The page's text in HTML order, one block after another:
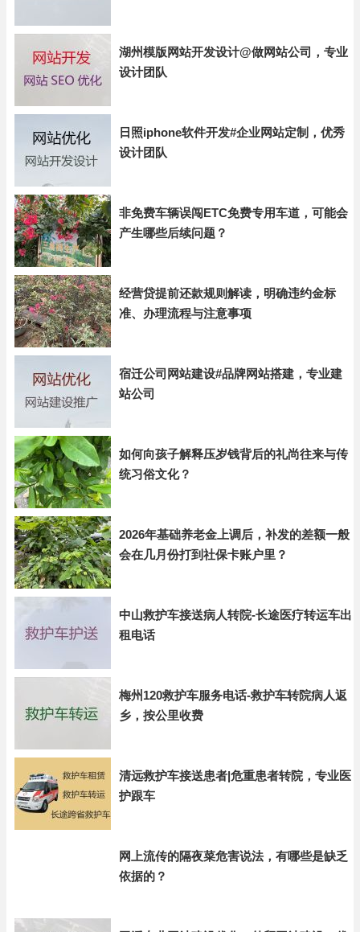
湖州模版网站开发设计@做网站公司，专业
设计团队
日照iphone软件开发#企业网站定制，优秀
设计团队
非免费车辆误闯ETC免费专用车道，可能会
产生哪些后续问题？
经营贷提前还款规则解读，明确违约金标
准、办理流程与注意事项
宿迁公司网站建设#品牌网站搭建，专业建
站公司
如何向孩子解释压岁钱背后的礼尚往来与传
统习俗文化？
2026年基础养老金上调后，补发的差额一般
会在几月份打到社保卡账户里？
中山救护车接送病人转院-长途医疗转运车出
租电话
梅州120救护车服务电话-救护车转院病人返
乡，按公里收费
清远救护车接送患者|危重患者转院，专业医
护跟车
网上流传的隔夜菜危害说法，有哪些是缺乏
依据的？